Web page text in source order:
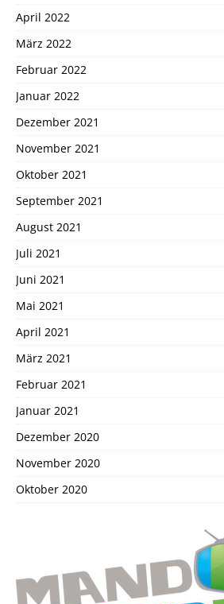
April 2022
März 2022
Februar 2022
Januar 2022
Dezember 2021
November 2021
Oktober 2021
September 2021
August 2021
Juli 2021
Juni 2021
Mai 2021
April 2021
März 2021
Februar 2021
Januar 2021
Dezember 2020
November 2020
Oktober 2020